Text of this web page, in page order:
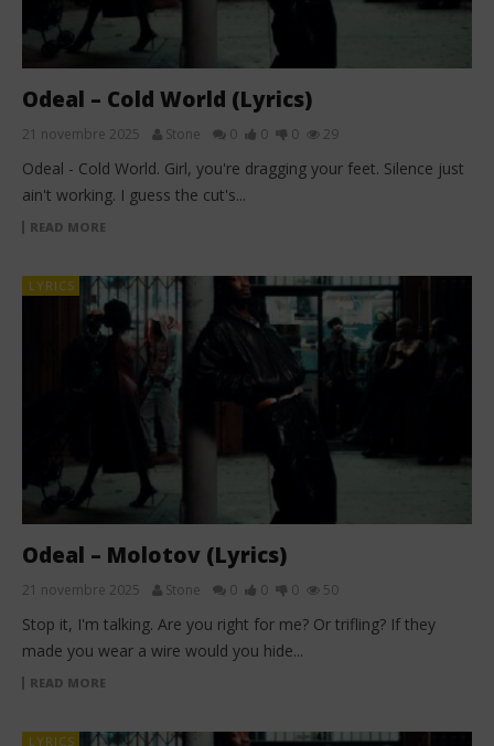
Odeal – Cold World (Lyrics)
21 novembre 2025 Stone 0 0 0 29
Odeal - Cold World. Girl, you're dragging your feet. Silence just
ain't working. I guess the cut's...
READ MORE
LYRICS
Odeal – Molotov (Lyrics)
21 novembre 2025 Stone 0 0 0 50
Stop it, I'm talking. Are you right for me? Or trifling? If they
made you wear a wire would you hide...
READ MORE
LYRICS